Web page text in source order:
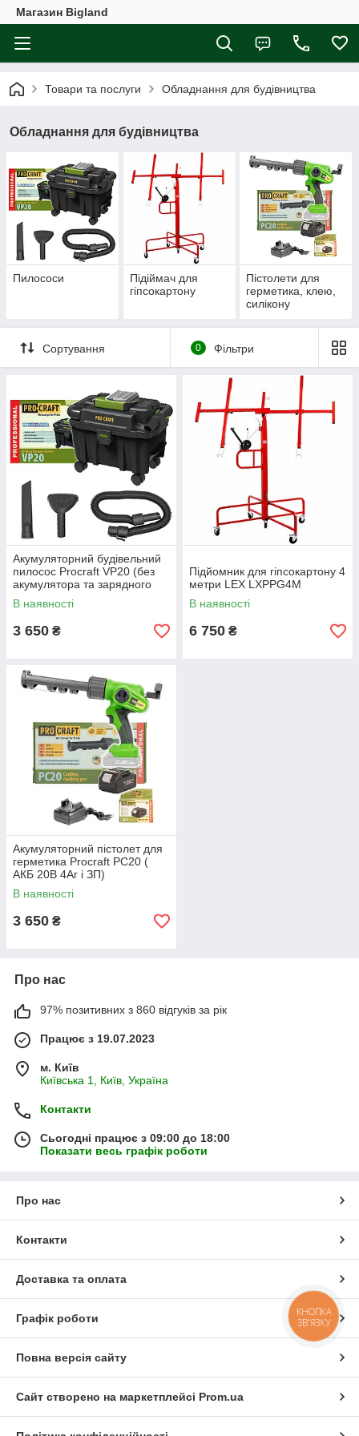
Магазин Bigland
Товари та послуги Обладнання для будівництва
Обладнання для будівництва
Пилососи
Підіймач для
гіпсокартону
Пістолети для
герметика, клею,
силікону
Сортування 0 Фільтри
Акумуляторний будівельний
пилосос Procraft VP20 (без
акумулятора та зарядного
пристрою)
В наявності
3 650 ₴
Підйомник для гіпсокартону 4
метри LEX LXPPG4M
В наявності
6 750 ₴
Акумуляторний пістолет для
герметика Procraft PC20 (
АКБ 20В 4Аг і ЗП)
В наявності
3 650 ₴
Про нас
97% позитивних з 860 відгуків за рік
Працює з 19.07.2023
м. Київ
Київська 1, Київ, Україна
Контакти
Сьогодні працює з 09:00 до 18:00
Показати весь графік роботи
Про нас
Контакти
Доставка та оплата
Графік роботи
Повна версія сайту
Сайт створено на маркетплейсі Prom.ua
КНОПКА
ЗВ'ЯЗКУ